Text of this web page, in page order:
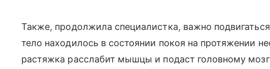
Также, продолжила специалистка, важно
тело находилось в состоянии покоя на протяжении
растяжка расслабит мышцы и подаст головному